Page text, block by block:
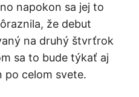
napokon sa jej to
že debut
na druhý štvrťrok
sa to bude týkať aj
po celom svete.